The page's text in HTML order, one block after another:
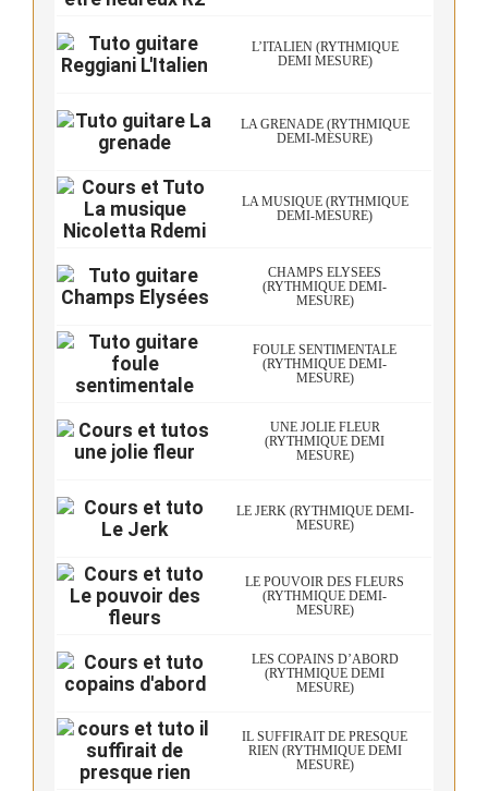
L’ITALIEN (RYTHMIQUE
DEMI MESURE)
LA GRENADE (RYTHMIQUE
DEMI-MESURE)
LA MUSIQUE (RYTHMIQUE
DEMI-MESURE)
CHAMPS ELYSÉES
(RYTHMIQUE DEMI-
MESURE)
FOULE SENTIMENTALE
(RYTHMIQUE DEMI-
MESURE)
UNE JOLIE FLEUR
(RYTHMIQUE DEMI
MESURE)
LE JERK (RYTHMIQUE DEMI-
MESURE)
LE POUVOIR DES FLEURS
(RYTHMIQUE DEMI-
MESURE)
LES COPAINS D’ABORD
(RYTHMIQUE DEMI
MESURE)
IL SUFFIRAIT DE PRESQUE
RIEN (RYTHMIQUE DEMI
MESURE)